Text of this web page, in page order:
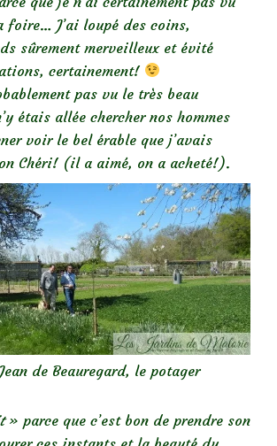
foire… J’ai loupé des coins,
sûrement merveilleux et évité
certainement!
pas vu le très beau
étais allée chercher nos hommes
voir le bel érable que j’avais
Chéri! (il a aimé, on a acheté!).
de Beauregard, le potager
» parce que c’est bon de prendre son